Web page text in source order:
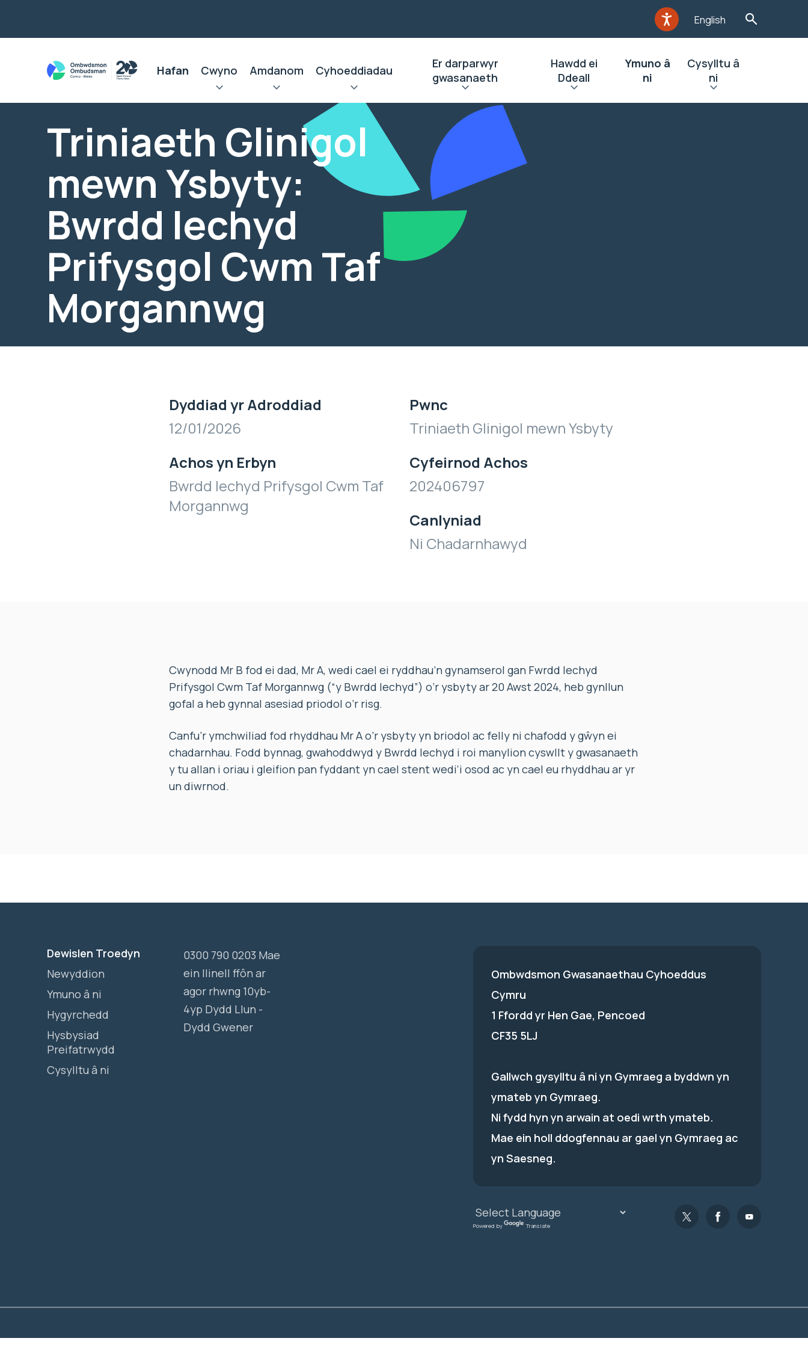
English
Hafan Cwyno Amdanom Cyhoeddiadau
Er darparwyr
gwasanaeth
Hawdd ei
Ddeall
Ymuno â
ni
Cysylltu â
ni
Triniaeth Glinigol
mewn Ysbyty:
Bwrdd Iechyd
Prifysgol Cwm Taf
Morgannwg
Dyddiad yr Adroddiad
12/01/2026
Achos yn Erbyn
Bwrdd Iechyd Prifysgol Cwm Taf
Morgannwg
Pwnc
Triniaeth Glinigol mewn Ysbyty
Cyfeirnod Achos
202406797
Canlyniad
Ni Chadarnhawyd
Cwynodd Mr B fod ei dad, Mr A, wedi cael ei ryddhau’n gynamserol gan Fwrdd Iechyd
Prifysgol Cwm Taf Morgannwg (“y Bwrdd Iechyd”) o’r ysbyty ar 20 Awst 2024, heb gynllun
gofal a heb gynnal asesiad priodol o’r risg.
Canfu’r ymchwiliad fod rhyddhau Mr A o’r ysbyty yn briodol ac felly ni chafodd y gŵyn ei
chadarnhau. Fodd bynnag, gwahoddwyd y Bwrdd Iechyd i roi manylion cyswllt y gwasanaeth
y tu allan i oriau i gleifion pan fyddant yn cael stent wedi’i osod ac yn cael eu rhyddhau ar yr
un diwrnod.
Dewislen Troedyn
Newyddion
Ymuno â ni
Hygyrchedd
Hysbysiad
Preifatrwydd
Cysylltu â ni
0300 790 0203 Mae
ein llinell ffôn ar
agor rhwng 10yb-
4yp Dydd Llun -
Dydd Gwener
Ombwdsmon Gwasanaethau Cyhoeddus
Cymru
1 Ffordd yr Hen Gae, Pencoed
CF35 5LJ
Gallwch gysylltu â ni yn Gymraeg a byddwn yn
ymateb yn Gymraeg.
Ni fydd hyn yn arwain at oedi wrth ymateb.
Mae ein holl ddogfennau ar gael yn Gymraeg ac
yn Saesneg.
Powered by Translate